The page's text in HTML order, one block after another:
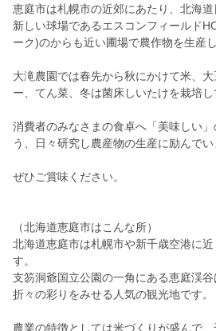
恵庭市は札幌市の近郊にあたり、北海
新しい球場であるエスコンフィールド
ーク)のからも近い圃場で農作物を生産し
大滝農園では春先から秋にかけて米、
ー、てん菜、冬は菌床しいたけを栽培し
消費者のみなさまの食卓へ「美味しい
う、日々研究し農産物の生産に励んでい
ぜひご賞味ください。
（北海道恵庭市はこんな所）
北海道恵庭市は札幌市や新千歳空港に
す。
支笏洞爺国立公園の一角にある恵庭渓
折々の彩りをみせる人気の観光地です。
農業の特徴としては米づくりが盛んで